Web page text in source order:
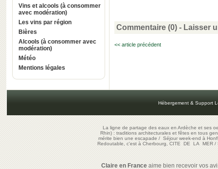
Vins et alcools (à consommer
avec modération)
Les vins par région
Bières
Alcools (à consommer avec
modération)
Météo
Mentions légales
Commentaire (0) - Laisser
<< article précédent
Hébergement & Support
La ligne de partage des eaux en Ardèche et ses
Rhin) : traditions architecturales et fêtes en tous
mérite bien une escapade/Séjour week-end à
Redoutable, c'est à Cherbourg, CITE DE LA MER/
Claire en Franceaime bien recevoir vos